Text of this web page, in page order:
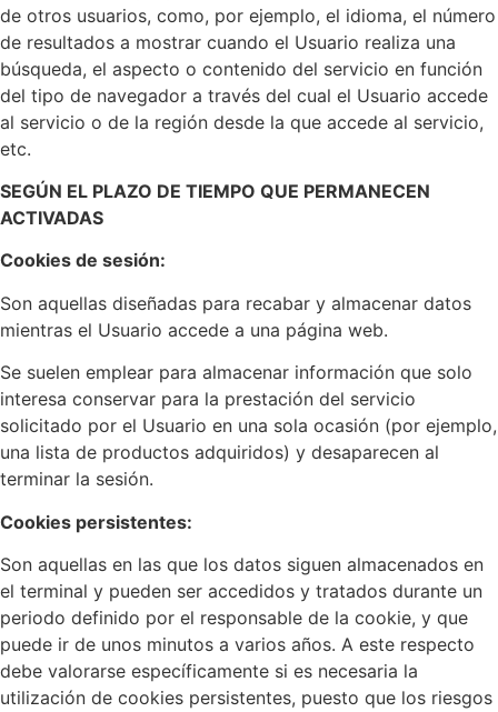
de otros usuarios, como, por ejemplo, el idioma, el número
de resultados a mostrar cuando el Usuario realiza una
búsqueda, el aspecto o contenido del servicio en función
del tipo de navegador a través del cual el Usuario accede
al servicio o de la región desde la que accede al servicio,
etc.
SEGÚN EL PLAZO DE TIEMPO QUE PERMANECEN
ACTIVADAS
Cookies de sesión:
Son aquellas diseñadas para recabar y almacenar datos
mientras el Usuario accede a una página web.
Se suelen emplear para almacenar información que solo
interesa conservar para la prestación del servicio
solicitado por el Usuario en una sola ocasión (por ejemplo,
una lista de productos adquiridos) y desaparecen al
terminar la sesión.
Cookies persistentes:
Son aquellas en las que los datos siguen almacenados en
el terminal y pueden ser accedidos y tratados durante un
periodo definido por el responsable de la cookie, y que
puede ir de unos minutos a varios años. A este respecto
debe valorarse específicamente si es necesaria la
utilización de cookies persistentes, puesto que los riesgos